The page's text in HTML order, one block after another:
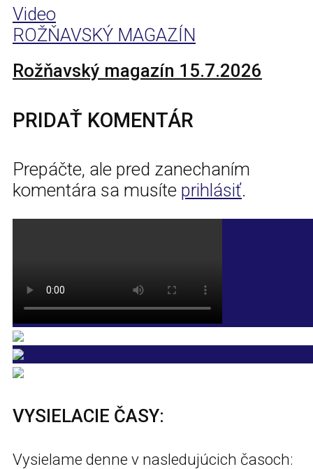
Video
ROŽŇAVSKÝ MAGAZÍN
Rožňavský magazín 15.7.2026
PRIDAŤ KOMENTÁR
Prepáčte, ale pred zanechaním
komentára sa musíte prihlásiť.
VYSIELACIE ČASY:
Vysielame denne v nasledujúcich časoch: